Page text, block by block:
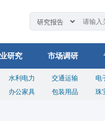
研究 市场调研
水利电力 交通运输 电
办公家具 包装用品 珠